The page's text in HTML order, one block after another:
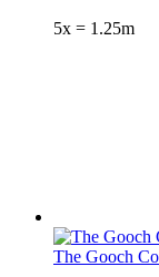
5x = 1.25m
The Gooch